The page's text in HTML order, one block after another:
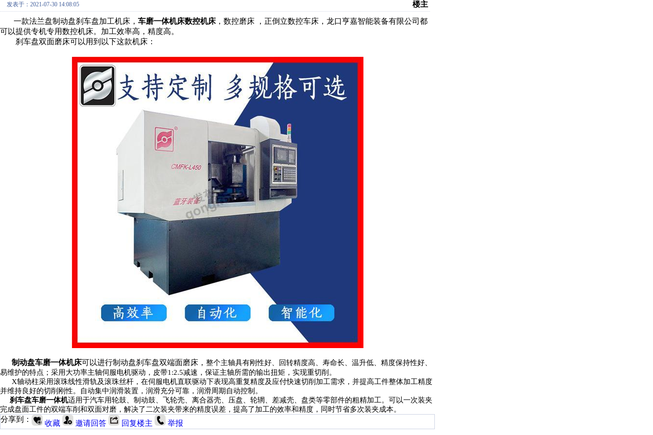
发表于：2021-07-30 14:08:05 楼主
一款法兰盘制动盘刹车盘加工机床， 车磨一体机床数控机床，数控磨床 ，正倒立数控车床，龙口亨嘉智能装备有限公司都
可以提供专机专用数控机床。加工效率高，精度高。
刹车盘双面磨床可以用到以下这款机床：
制动盘车磨一体机床可以进行制动盘刹车盘双端面磨床， 整个主轴具有刚性好、回转精度高、寿命长、温升低、精度保持性好、
易维护的特点；采用大功率主轴伺服电机驱动，皮带1:2.5减速，保证主轴所需的输出扭矩，实现重切削。
X轴动柱采用滚珠线性滑轨及滚珠丝杆，在伺服电机直联驱动下表现高重复精度及应付快速切削加工需求，并提高工件整体加工精度
并维持良好的切削刚性。自动集中润滑装置，润滑充分可靠，润滑周期自动控制。
刹车盘车磨一体机适用于汽车用轮鼓、制动鼓、飞轮壳、离合器壳、压盘、轮辋、差减壳、盘类等零部件的粗精加工。可以一次装夹
完成盘面工件的双端车削和双面对磨，解决了二次装夹带来的精度误差，提高了加工的效率和精度，同时节省多次装夹成本。
分享到： 收藏 邀请回答 回复楼主 举报